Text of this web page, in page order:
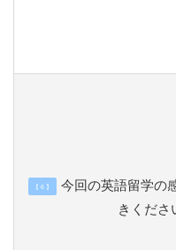
【 6 】
今回の英語留学の
きくださ